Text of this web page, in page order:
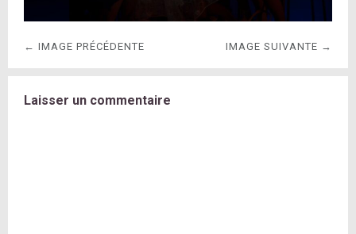
← IMAGE PRÉCÉDENTE IMAGE SUIVANTE →
Laisser un commentaire